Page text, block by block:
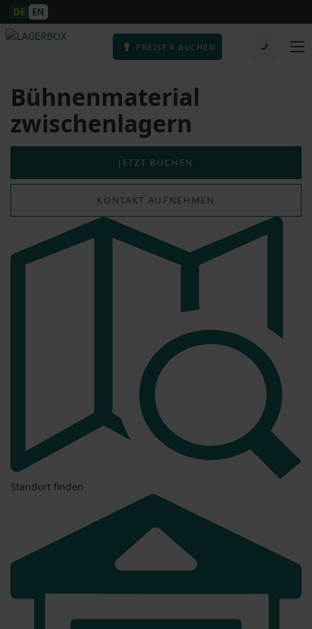
DE EN
PREISE & BUCHEN
Bühnenmaterial
zwischenlagern
JETZT BUCHEN
KONTAKT AUFNEHMEN
Standort finden